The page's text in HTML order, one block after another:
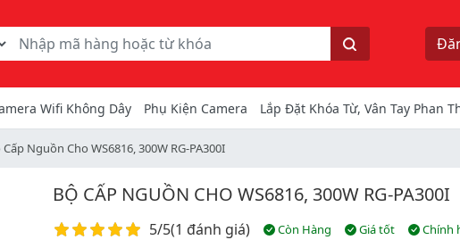
Tìm kiếm
Wifi Không Dây Phụ Kiện Camera Lắp Đặt Khóa Từ, Vân Tay Phan
Cấp Nguồn Cho WS6816, 300W RG-PA300I
BỘ CẤP NGUỒN CHO WS6816, 300W RG-PA300I
Điểm đánh giá
5/5(1 đánh giá) Còn Hàng Giá tốt Chính